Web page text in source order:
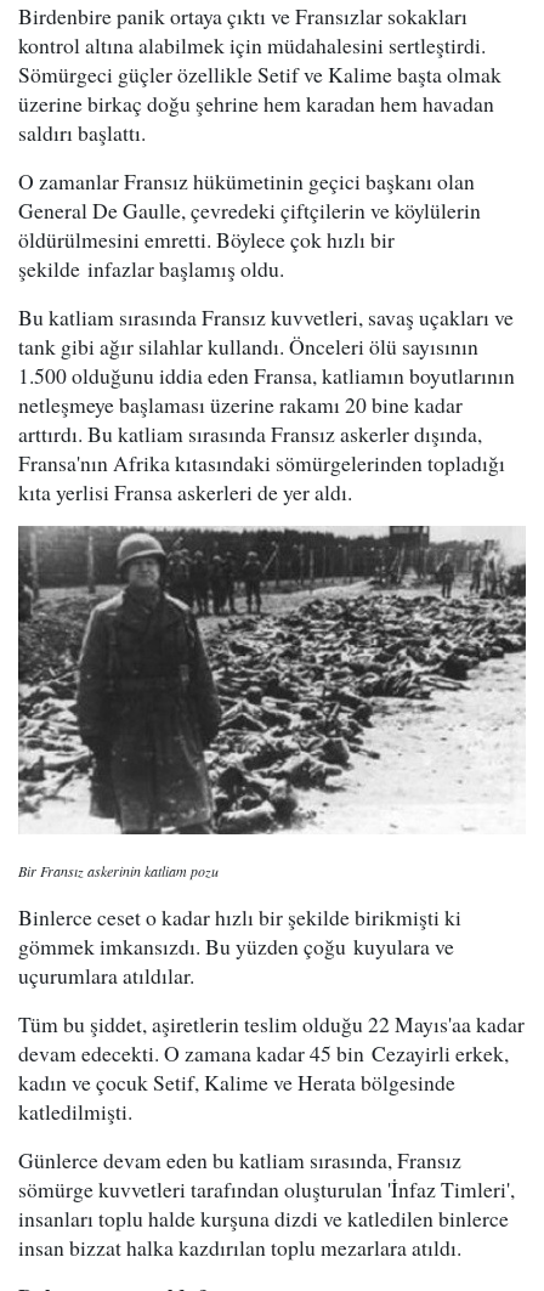
Birdenbire panik ortaya çıktı ve Fransızlar sokakları
kontrol altına alabilmek için müdahalesini sertleştirdi.
Sömürgeci güçler özellikle Setif ve Kalime başta olmak
üzerine birkaç doğu şehrine hem karadan hem havadan
saldırı başlattı.
O zamanlar Fransız hükümetinin geçici başkanı olan
General De Gaulle, çevredeki çiftçilerin ve köylülerin
öldürülmesini emretti. Böylece çok hızlı bir
şekilde infazlar başlamış oldu.
Bu katliam sırasında Fransız kuvvetleri, savaş uçakları ve
tank gibi ağır silahlar kullandı. Önceleri ölü sayısının
1.500 olduğunu iddia eden Fransa, katliamın boyutlarının
netleşmeye başlaması üzerine rakamı 20 bine kadar
arttırdı. Bu katliam sırasında Fransız askerler dışında,
Fransa'nın Afrika kıtasındaki sömürgelerinden topladığı
kıta yerlisi Fransa askerleri de yer aldı.
Bir Fransız askerinin katliam pozu
Binlerce ceset o kadar hızlı bir şekilde birikmişti ki
gömmek imkansızdı. Bu yüzden çoğu kuyulara ve
uçurumlara atıldılar.
Tüm bu şiddet, aşiretlerin teslim olduğu 22 Mayıs'aa kadar
devam edecekti. O zamana kadar 45 bin Cezayirli erkek,
kadın ve çocuk Setif, Kalime ve Herata bölgesinde
katledilmişti.
Günlerce devam eden bu katliam sırasında, Fransız
sömürge kuvvetleri tarafından oluşturulan 'İnfaz Timleri',
insanları toplu halde kurşuna dizdi ve katledilen binlerce
insan bizzat halka kazdırılan toplu mezarlara atıldı.